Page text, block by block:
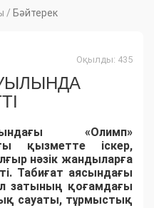
/ Бәйтерек
Оқылды: 435
«Олимп»
қызметте іскер,
нәзік жандыларға
Табиғат аясындағы
затының қоғамдағы
сауаты, тұрмыстық